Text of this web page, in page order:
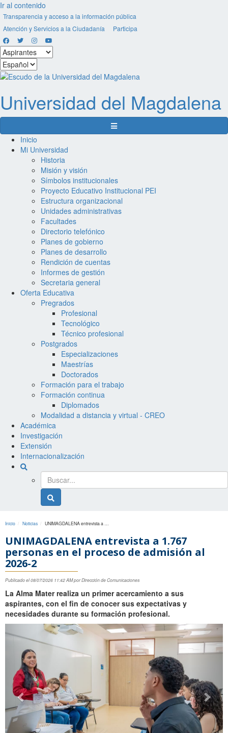
Ir al contenido
Transparencia y acceso a la información pública
Atención y Servicios a la Ciudadanía
Participa
Facebook
TwitterInstagram
Seleccionar
estamento
Seleccionar
idioma
Universidad del Magdalena
Menú de navegación
Inicio
Mi Universidad
Historia
Misión y visión
Símbolos institucionales
Proyecto Educativo Institucional PEI
Estructura organizacional
Unidades administrativas
Facultades
Directorio telefónico
Planes de gobierno
Planes de desarrollo
Rendición de cuentas
Informes de gestión
Secretaria general
Oferta Educativa
Pregrados
Profesional
Tecnológico
Técnico profesional
Postgrados
Especializaciones
Maestrías
Doctorados
Formación para el trabajo
Formación continua
Diplomados
Modalidad a distancia y virtual - CREO
Académica
Investigación
Extensión
Internacionalización
generalBuscador
general
Inicio Noticias UNIMAGDALENA entrevista a 1.767 personas en el proceso de admisión al 2026-2
UNIMAGDALENA entrevista a 1.767
personas en el proceso de admisión al
2026-2
Publicado el 08/07/2026 11:42 AM por Dirección de Comunicaciones
La Alma Mater realiza un primer acercamiento a sus
aspirantes, con el fin de conocer sus expectativas y
necesidades durante su formación profesional.
Anterior